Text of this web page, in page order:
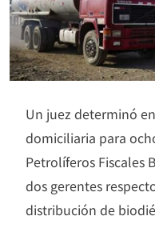
Un juez determinó
domiciliaria para
Petrolíferos Fiscales
dos gerentes
distribución de